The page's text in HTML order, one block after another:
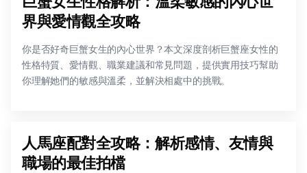
界與愛情觀全攻略
你是否好奇巨蟹女生的內心世界？本文深度剖析巨蟹座女性的
性格特質、愛情觀、職業建議和常見問題，提供實用技巧幫助
你理解她們的敏感與溫柔，並解決相處中的挑戰。
人馬座配對全攻略：解析感情、友情與
職場的最佳拍檔